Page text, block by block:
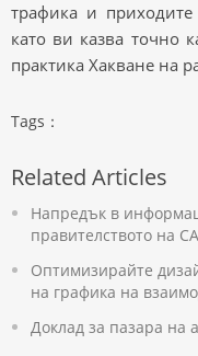
трафика и
като ви казва точно
практика Хакване на
Tags：
Related Articles
Напредък в
правителството на
Оптимизирайте
на графика на
Доклад за пазара на